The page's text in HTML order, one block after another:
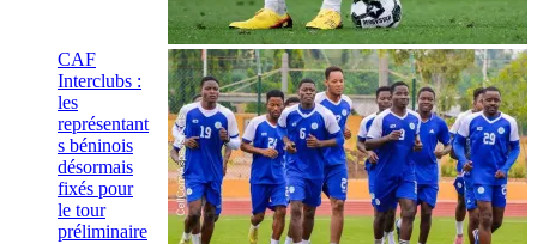
CAF
Interclubs :
les
représentant
s béninois
désormais
fixés pour
le tour
préliminaire